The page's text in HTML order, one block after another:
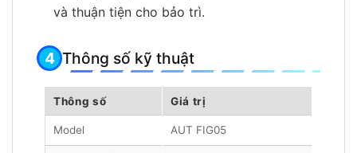
và thuận tiện cho bảo trì.
Thông số kỹ thuật
Thông số Giá trị
Model AUT FIG05